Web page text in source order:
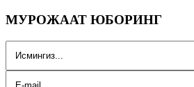
МУРОЖААТ ЮБОРИНГ